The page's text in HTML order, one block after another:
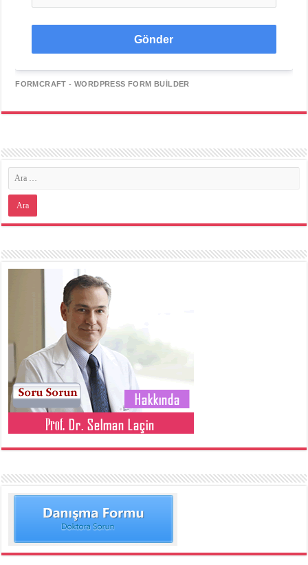
Gönder
FORMCRAFT - WORDPRESS FORM BUILDER